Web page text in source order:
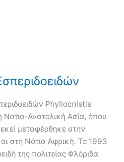
Phyllocnistis
Ανατολική Ασία, όπου
μεταφέρθηκε στην
στη Νότια Αφρική. Το 1993
της πολιτείας Φλόριδα